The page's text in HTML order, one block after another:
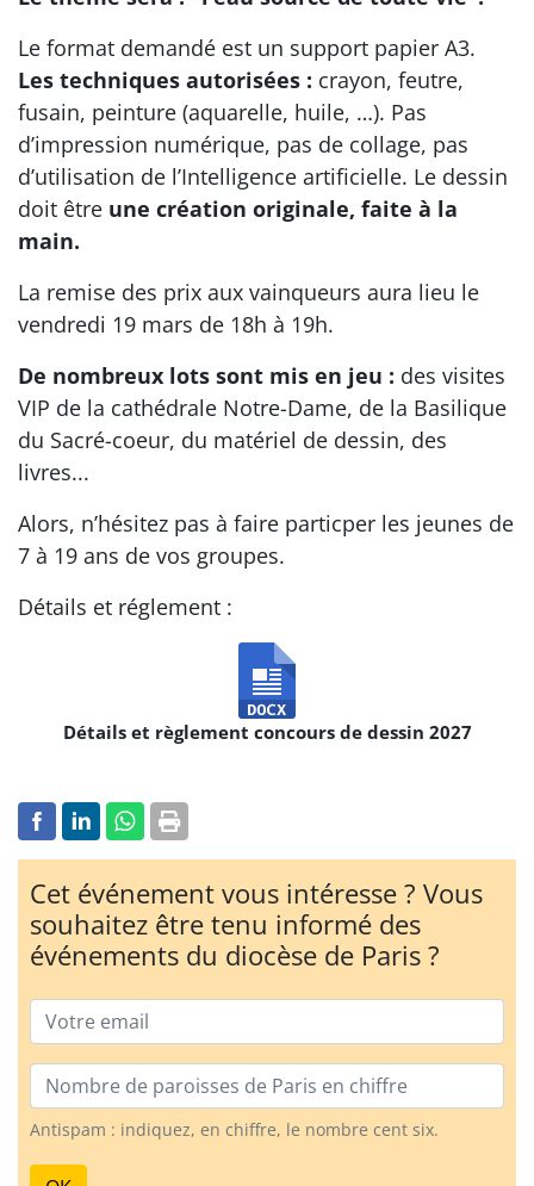
Le format demandé est un support papier A3.
Les techniques autorisées : crayon, feutre,
fusain, peinture (aquarelle, huile, …). Pas
d’impression numérique, pas de collage, pas
d’utilisation de l’Intelligence artificielle. Le dessin
doit être une création originale, faite à la
main.
La remise des prix aux vainqueurs aura lieu le
vendredi 19 mars de 18h à 19h.
De nombreux lots sont mis en jeu : des visites
VIP de la cathédrale Notre-Dame, de la Basilique
du Sacré-coeur, du matériel de dessin, des
livres...
Alors, n’hésitez pas à faire particper les jeunes de
7 à 19 ans de vos groupes.
Détails et réglement :
Détails et règlement concours de dessin 2027
Cet événement vous intéresse ? Vous
souhaitez être tenu informé des
événements du diocèse de Paris ?
Email
Nombre de paroisses
Antispam : indiquez, en chiffre, le nombre cent six.